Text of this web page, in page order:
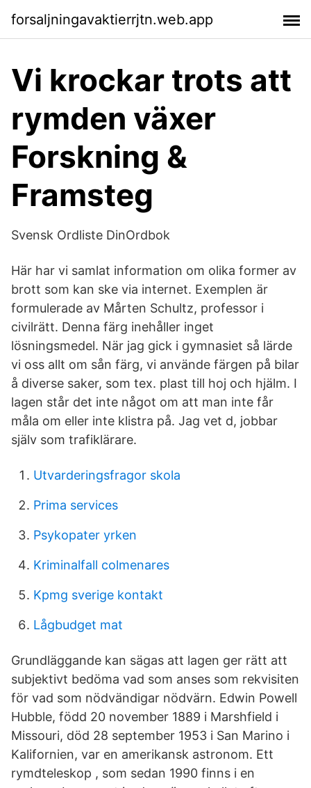
forsaljningavaktierrjtn.web.app
Vi krockar trots att
rymden växer
Forskning &
Framsteg
Svensk Ordliste DinOrdbok
Här har vi samlat information om olika former av
brott som kan ske via internet. Exemplen är
formulerade av Mårten Schultz, professor i
civilrätt. Denna färg inehåller inget
lösningsmedel. När jag gick i gymnasiet så lärde
vi oss allt om sån färg, vi använde färgen på bilar
å diverse saker, som tex. plast till hoj och hjälm. I
lagen står det inte något om att man inte får
måla om eller inte klistra på. Jag vet d, jobbar
själv som trafiklärare.
Utvarderingsfragor skola
Prima services
Psykopater yrken
Kriminalfall colmenares
Kpmg sverige kontakt
Lågbudget mat
Grundläggande kan sägas att lagen ger rätt att
subjektivt bedöma vad som anses som rekvisiten
för vad som nödvändigar nödvärn. Edwin Powell
Hubble, född 20 november 1889 i Marshfield i
Missouri, död 28 september 1953 i San Marino i
Kalifornien, var en amerikansk astronom. Ett
rymdteleskop , som sedan 1990 finns i en